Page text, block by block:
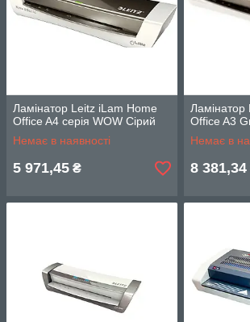
Ламінатор Leitz iLam Home
Office A4 серія WOW Сірий
Немає в наявності
5 971,45 ₴
Office A3
Немає в
8 381,34